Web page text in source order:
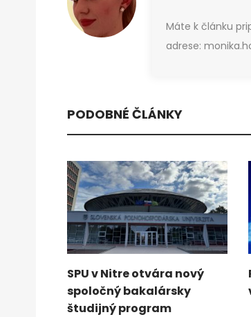
Máte k článku
adrese:
PODOBNÉ ČLÁNKY
SPU v Nitre otvára nový
spoločný bakalársky
študijný program